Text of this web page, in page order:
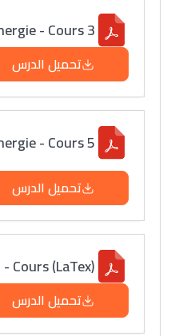
- Cours 3
تحميل الدرس
- Cours 5
تحميل الدرس
Cours (LaTex)
تحميل الدرس